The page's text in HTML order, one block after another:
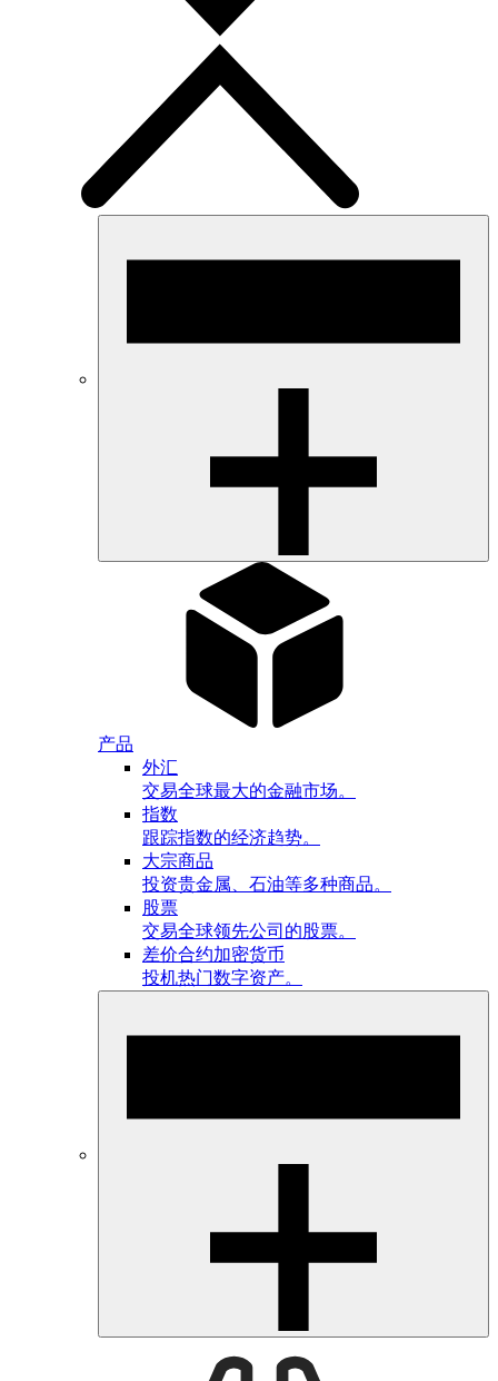
产品
外汇
交易全球最大的金融市场。
指数
跟踪指数的经济趋势。
大宗商品
投资贵金属、石油等多种商品。
股票
交易全球领先公司的股票。
差价合约加密货币
投机热门数字资产。